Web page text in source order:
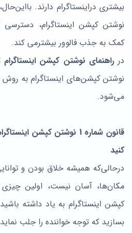
بیشتری دراینستاگرام دارند.
نوشتن کپشن اینستاگرام،
کمک به جذب فالوور بیشترمی کند.
درراهنمای نوشتن کپشن اینستاگرام
نوشتن کپشن‌های اینستاگرام به
می‌شود.
قانون شماره 1 نوشتن کپشن
کنید
درحالی‌که همیشه خلاق بودن و
مکان‌ها، آسان نیست، اولین
کپشن اینستاگرام به یاد داشته
بسازید که توجه خواننده را جلب